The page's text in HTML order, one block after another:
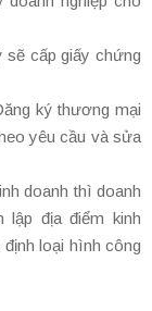
sẽ cấp giấy chứng
ký thương mại
yêu cầu và sửa
doanh thì doanh
lập địa điểm kinh
loại hình công